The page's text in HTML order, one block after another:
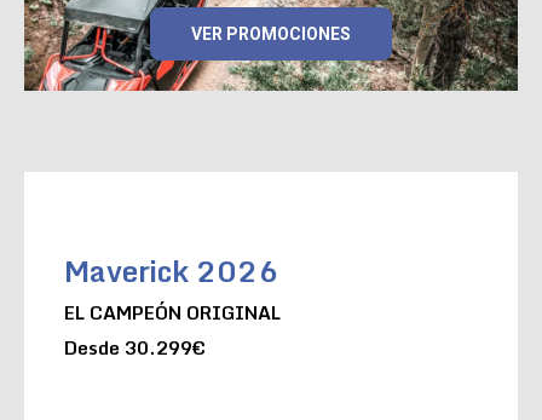
VER PROMOCIONES
Maverick 2026
EL CAMPEÓN ORIGINAL
Desde 30.299€